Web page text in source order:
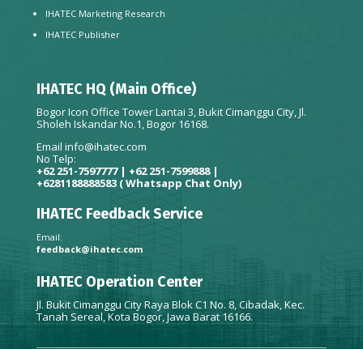
IHATEC Marketing Research
IHATEC Publisher
IHATEC HQ (Main Office)
Bogor Icon Office Tower Lantai 3, Bukit Cimanggu City, Jl.
Sholeh Iskandar No.1, Bogor 16168.
Email info@ihatec.com
No Telp:
+62 251-7597777 | +62 251-7599888 |
+6281188888583 ( Whatsapp Chat Only)
IHATEC Feedback Service
Email:
feedback@ihatec.com
IHATEC Operation Center
Jl. Bukit Cimanggu City Raya Blok C1 No. 8, Cibadak, Kec.
Tanah Sereal, Kota Bogor, Jawa Barat 16166.